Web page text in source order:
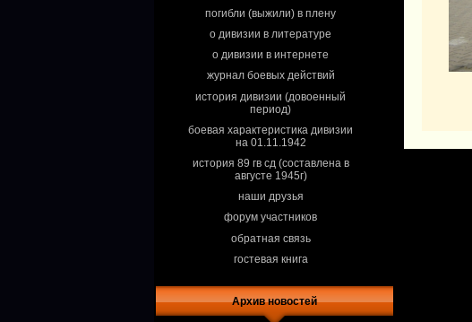
погибли (выжили) в плену
о дивизии в литературе
о дивизии в интернете
журнал боевых действий
история дивизии (довоенный
период)
боевая характеристика дивизии
на 01.11.1942
история 89 гв сд (составлена в
августе 1945г)
наши друзья
форум участников
обратная связь
гостевая книга
Архив новостей